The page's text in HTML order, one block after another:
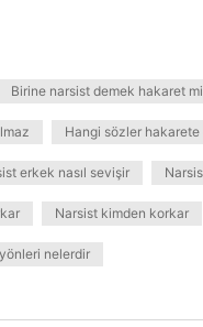
Birine narsist demek hakaret mi
Hangi sözler hakarete
erkek nasıl sevişir
Narsist kimden korkar
nelerdir